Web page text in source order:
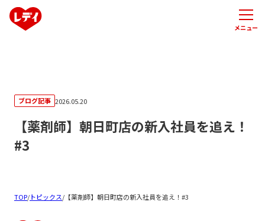
メニュー
ブログ記事 2026.05.20
【薬剤師】朝日町店の新入社員を追え！
#3
TOP/トピックス/ 【薬剤師】朝日町店の新入社員を追え！#3